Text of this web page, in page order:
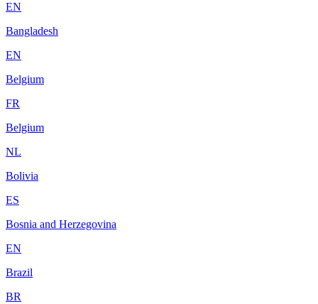
EN
Bangladesh
EN
Belgium
FR
Belgium
NL
Bolivia
ES
Bosnia and Herzegovina
EN
Brazil
BR